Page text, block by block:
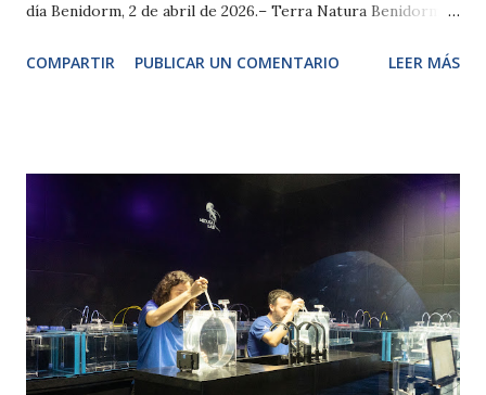
día Benidorm, 2 de abril de 2026.– Terra Natura Benidorm
guiada al atardecer que permitirá recorrer el parque desde
momento del día en el que el comportamiento de las
especies cambia y el entorno adquiere una atmósfera más
calmada. Disponible todos los martes y sábados, la
propuesta está diseñada para realizarse a pie a lo largo de
un itinerario guiado que recorre distintos espacios del
parque mientras el día se apaga y los animales se preparan
para el descanso. Este contexto favorece una observación
COMPARTIR PUBLICAR UN COMENTARIO LEER MÁS